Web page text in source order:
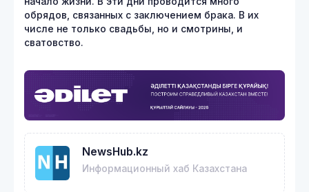
обрядов, связанных с заключением брака. В их
числе не только свадьбы, но и смотрины, и
сватовство.
NewsHub.kz
Информационный хаб Казахстана